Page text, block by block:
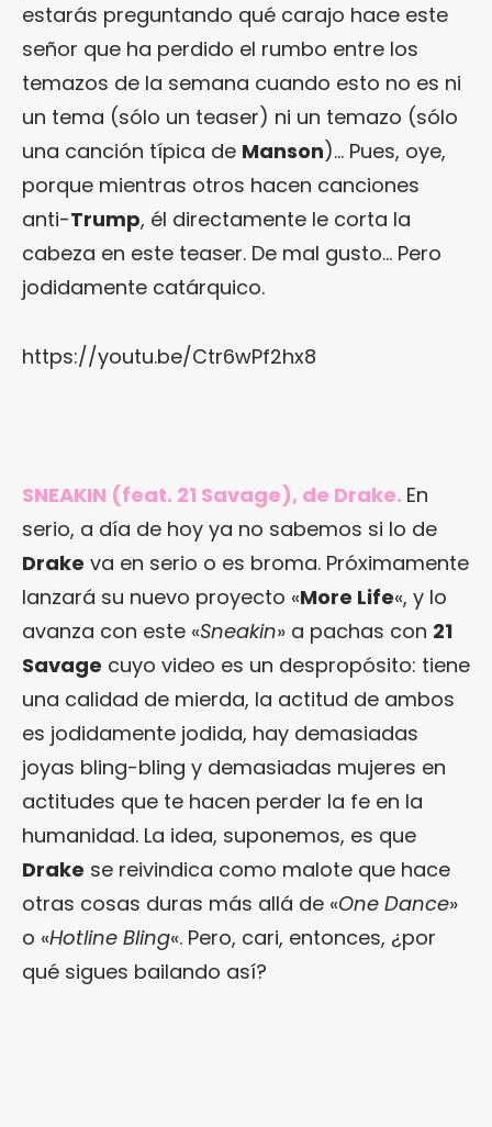
estarás preguntando qué carajo hace este
señor que ha perdido el rumbo entre los
temazos de la semana cuando esto no es ni
un tema (sólo un teaser) ni un temazo (sólo
una canción típica de Manson)… Pues, oye,
porque mientras otros hacen canciones
anti-Trump, él directamente le corta la
cabeza en este teaser. De mal gusto… Pero
jodidamente catárquico.
https://youtu.be/Ctr6wPf2hx8
SNEAKIN (feat. 21 Savage), de Drake. En
serio, a día de hoy ya no sabemos si lo de
Drake va en serio o es broma. Próximamente
lanzará su nuevo proyecto «More Life«, y lo
avanza con este «Sneakin» a pachas con 21
Savage cuyo video es un despropósito: tiene
una calidad de mierda, la actitud de ambos
es jodidamente jodida, hay demasiadas
joyas bling-bling y demasiadas mujeres en
actitudes que te hacen perder la fe en la
humanidad. La idea, suponemos, es que
Drake se reivindica como malote que hace
otras cosas duras más allá de «One Dance»
o «Hotline Bling«. Pero, cari, entonces, ¿por
qué sigues bailando así?